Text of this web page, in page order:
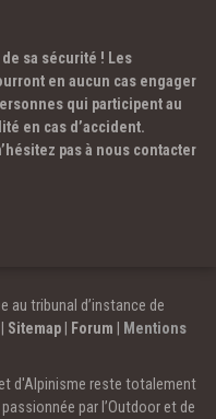
sa sécurité ! Les
en aucun cas engager
qui participent au
en cas d’accident.
pas à nous contacter
au tribunal d’instance de
Sitemap| Forum
Mentions
d'Alpinisme reste totalement
par l’Outdoor et de